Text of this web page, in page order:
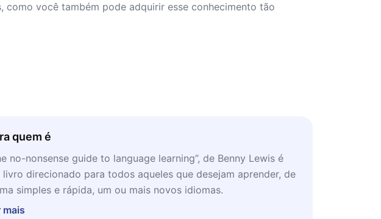
como você também pode adquirir esse conhecimento tão
quem é
no-nonsense guide to language learning”, de Benny Lewis é
livro direcionado para todos aqueles que desejam aprender, de
simples e rápida, um ou mais novos idiomas.
mais